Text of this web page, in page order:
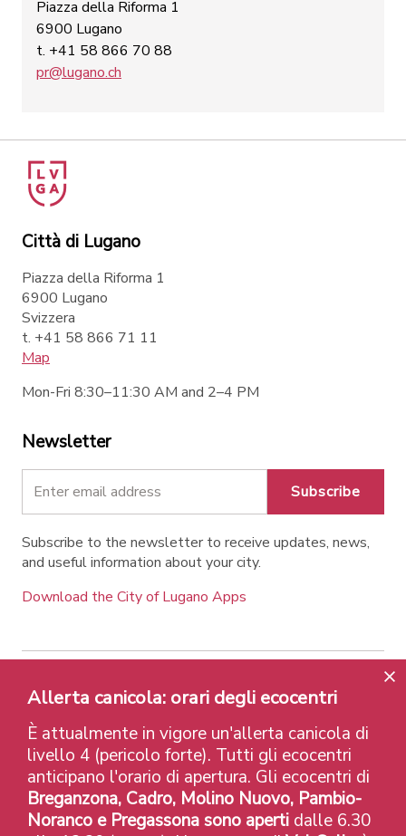
Piazza della Riforma 1
6900 Lugano
t. +41 58 866 70 88
pr@lugano.ch
Città di Lugano
Piazza della Riforma 1
6900 Lugano
Svizzera
t. +41 58 866 71 11
Map
Mon-Fri 8:30–11:30 AM and 2–4 PM
Newsletter
Subscribe
Subscribe to the newsletter to receive updates, news,
and useful information about your city.
Download the City of Lugano Apps
Contatti Links Legal Notice
Privacy Policy
Labels and Recognitions
Credits
© 2026 Città di Lugano
Allerta canicola: orari degli ecocentri
È attualmente in vigore un'allerta canicola di
livello 4 (pericolo forte). Tutti gli ecocentri
anticipano l'orario di apertura. Gli ecocentri di
Breganzona, Cadro, Molino Nuovo, Pambio-
Noranco e Pregassona sono aperti dalle 6.30